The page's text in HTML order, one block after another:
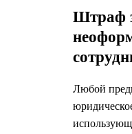
Штраф
Любой